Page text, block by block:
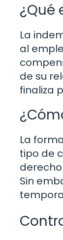
¿Qué
La
al
de su
finaliza
La
tipo de
Sin